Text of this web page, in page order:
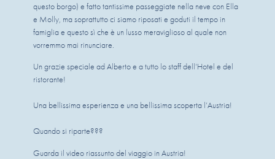
questo borgo) e fatto tantissime passeggiate nella neve con Ella
e Molly, ma soprattutto ci siamo riposati e goduti il tempo in
famiglia e questo sì che è un lusso meraviglioso al quale non
vorremmo mai rinunciare.
Un grazie speciale ad Alberto e a tutto lo staff dell’Hotel e del
ristorante!
Una bellissima esperienza e una bellissima scoperta l’Austria!
Quando si riparte???
Guarda il video riassunto del viaggio in Austria!